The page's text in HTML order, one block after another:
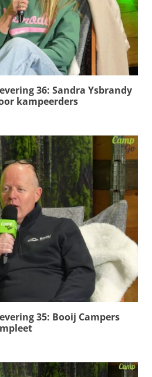
36: Sandra Ysbrandy
kampeerders
35: Booij Campers